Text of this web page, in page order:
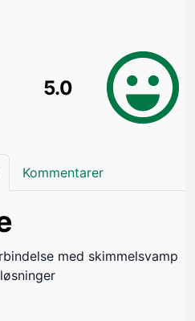
5.0
Kommentarer
med skimmelsvamp